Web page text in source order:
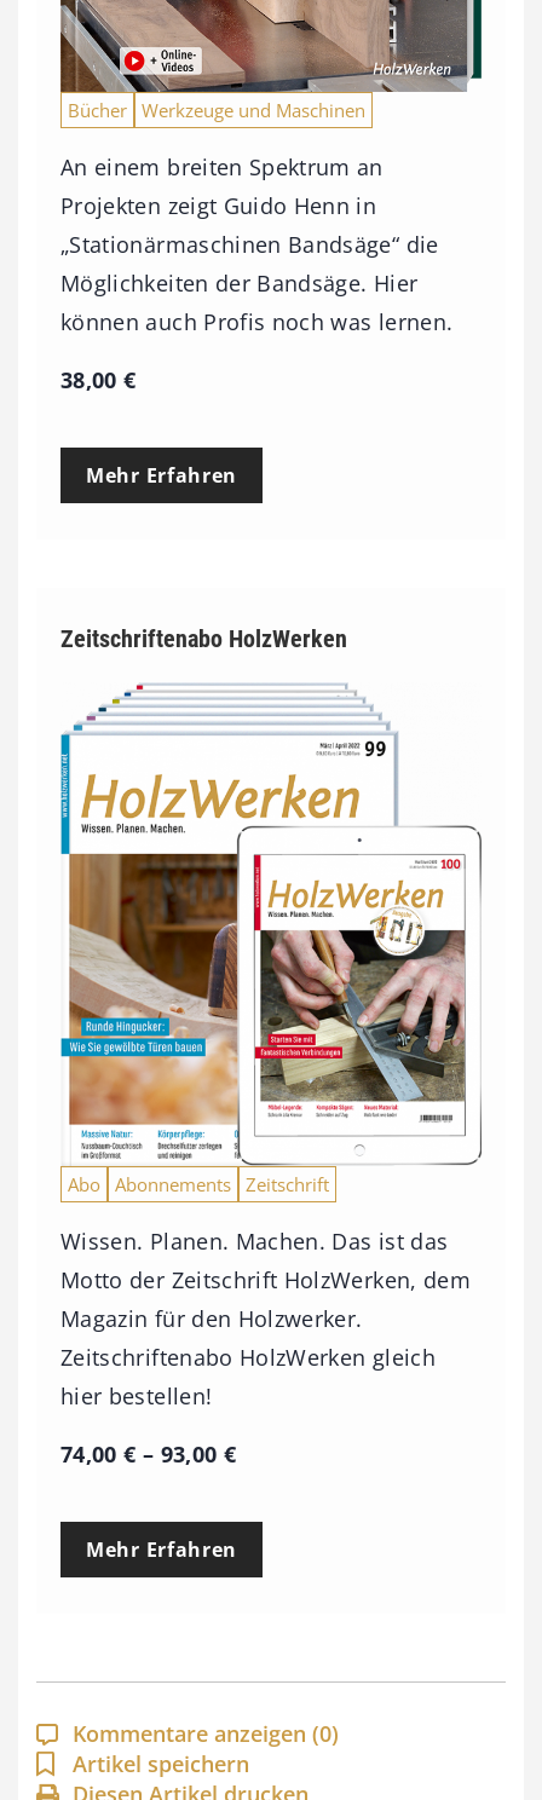
Bücher Werkzeuge und Maschinen
An einem breiten Spektrum an
Projekten zeigt Guido Henn in
„Stationärmaschinen Bandsäge“ die
Möglichkeiten der Bandsäge. Hier
können auch Profis noch was lernen.
38,00€
Mehr Erfahren
Zeitschriftenabo HolzWerken
Abo Abonnements Zeitschrift
Wissen. Planen. Machen. Das ist das
Motto der Zeitschrift HolzWerken, dem
Magazin für den Holzwerker.
Zeitschriftenabo HolzWerken gleich
hier bestellen!
74,00€ – 93,00 €P
e
p
a
n
Mehr Erfahren
Kommentare anzeigen (0)
Artikel speichern